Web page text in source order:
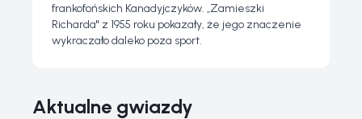
frankofońskich Kanadyjczyków. „Zamieszki
Richarda" z 1955 roku pokazały, że jego znaczenie
wykraczało daleko poza sport.
Aktualne gwiazdy